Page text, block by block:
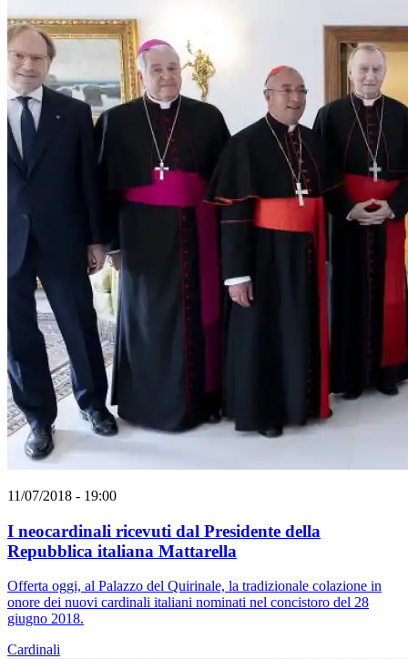
11/07/2018 - 19:00
I neocardinali ricevuti dal Presidente della
Repubblica italiana Mattarella
Offerta oggi, al Palazzo del Quirinale, la tradizionale colazione in
onore dei nuovi cardinali italiani nominati nel concistoro del 28
giugno 2018.
Cardinali